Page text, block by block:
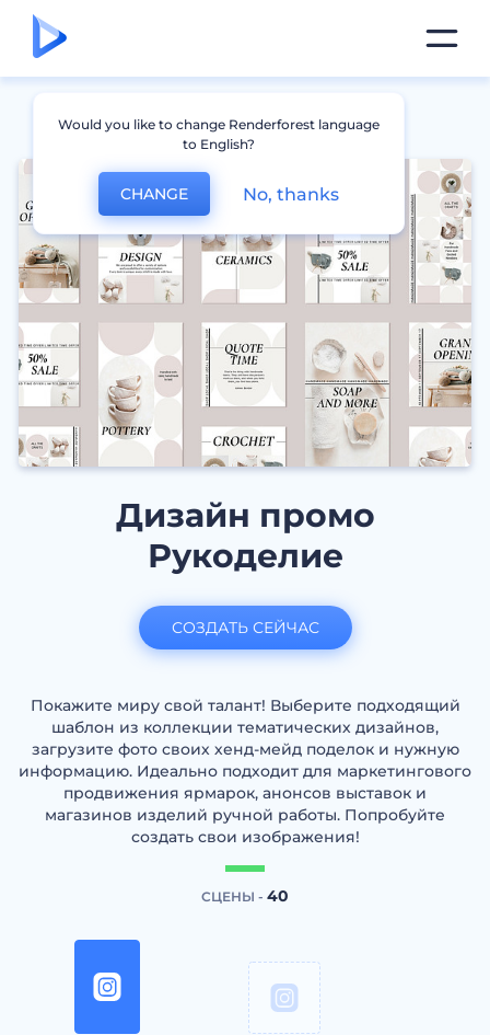
Дизайн промо
Рукоделие
Покажите миру свой талант! Выберите подходящий
шаблон из коллекции тематических дизайнов,
загрузите фото своих хенд-мейд поделок и нужную
информацию. Идеально подходит для маркетингового
продвижения ярмарок, анонсов выставок и
магазинов изделий ручной работы. Попробуйте
создать свои изображения!
СЦЕНЫ - 40
СОЗДАТЬ СЕЙЧАС
Would you like to change Renderforest language
to English?
CHANGE No, thanks